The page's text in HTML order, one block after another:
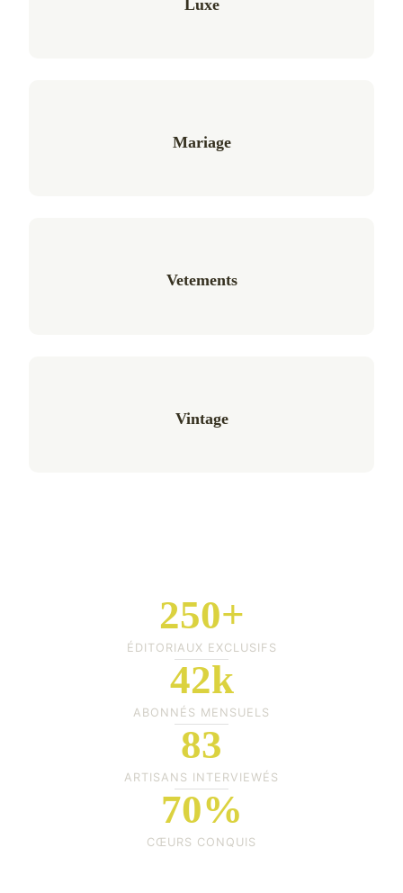
Luxe
Mariage
Vetements
Vintage
250+
ÉDITORIAUX EXCLUSIFS
42k
ABONNÉS MENSUELS
83
ARTISANS INTERVIEWÉS
70%
CŒURS CONQUIS